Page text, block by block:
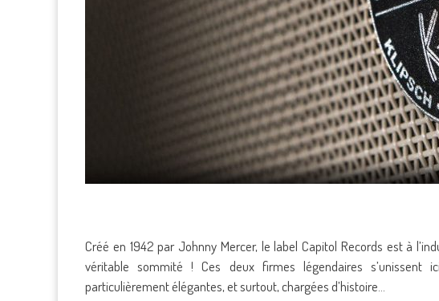
Créé en 1942 par Johnny Mercer, le label Capitol Records est à
véritable sommité ! Ces deux firmes légendaires s’unissent
particulièrement élégantes, et surtout, chargées d’histoire…